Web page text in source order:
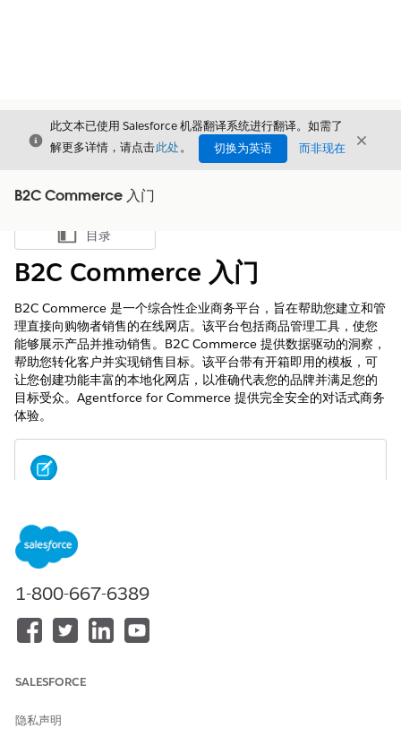
关闭
此文本已使用 Salesforce 机器翻译系统进行翻译。如需了
解更多详情，请点击此处。 切换为英语 而非现在 关闭
B2C Commerce 入门
显示目录
目录
B2C Commerce 入门
B2C Commerce 是一个综合性企业商务平台，旨在帮助您建立和管
理直接向购物者销售的在线网店。该平台包括商品管理工具，使您
能够展示产品并推动销售。B2C Commerce 提供数据驱动的洞察，
帮助您转化客户并实现销售目标。该平台带有开箱即用的模板，可
让您创建功能丰富的本地化网店，以准确代表您的品牌并满足您的
目标受众。Agentforce for Commerce 提供完全安全的对话式商务
体验。
您可能会在 Salesforce 应用程序和文档中看到对 Commerce
Cloud 的引用。
我拥有哪种 Salesforce Commerce 产品？
Salesforce Commerce 包括 B2B Commerce 和 B2C
Commerce 产品。了解您正在使用的产品非常重要，这样您才
B2C Commerce Business Manager
Business Manager 为商家、管理员和业务用户提供了一个统一
1-800-667-6389
SALESFORCE
隐私声明